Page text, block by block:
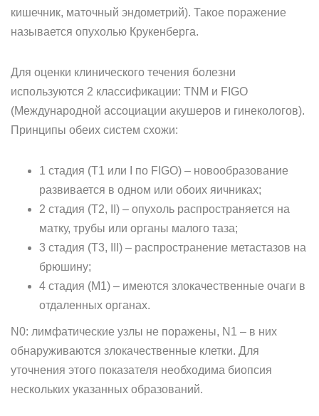
кишечник, маточный эндометрий). Такое поражение
называется опухолью Крукенберга.
Для оценки клинического течения болезни
используются 2 классификации: TNM и FIGO
(Международной ассоциации акушеров и гинекологов).
Принципы обеих систем схожи:
1 стадия (Т1 или I по FIGO) – новообразование
развивается в одном или обоих яичниках;
2 стадия (Т2, II) – опухоль распространяется на
матку, трубы или органы малого таза;
3 стадия (Т3, III) – распространение метастазов на
брюшину;
4 стадия (М1) – имеются злокачественные очаги в
отдаленных органах.
N0: лимфатические узлы не поражены, N1 – в них
обнаруживаются злокачественные клетки. Для
уточнения этого показателя необходима биопсия
нескольких указанных образований.